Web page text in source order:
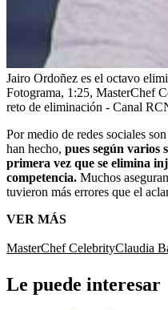
Jairo Ordoñez es el octavo
Fotograma, 1:25, MasterChef
reto de eliminación - Canal
Por medio de redes sociales
han hecho, pues según varios
primera vez que se elimina
competencia. Muchos
tuvieron más errores que el
VER MÁS
MasterChef CelebrityClaudia
Le puede interesar